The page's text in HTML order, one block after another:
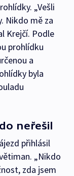
„Vešli
Nikdo mě za
Krejčí. Podle
prohlídku
a
byla
neřešil
přihlásil
„Nikdo
zda jsem